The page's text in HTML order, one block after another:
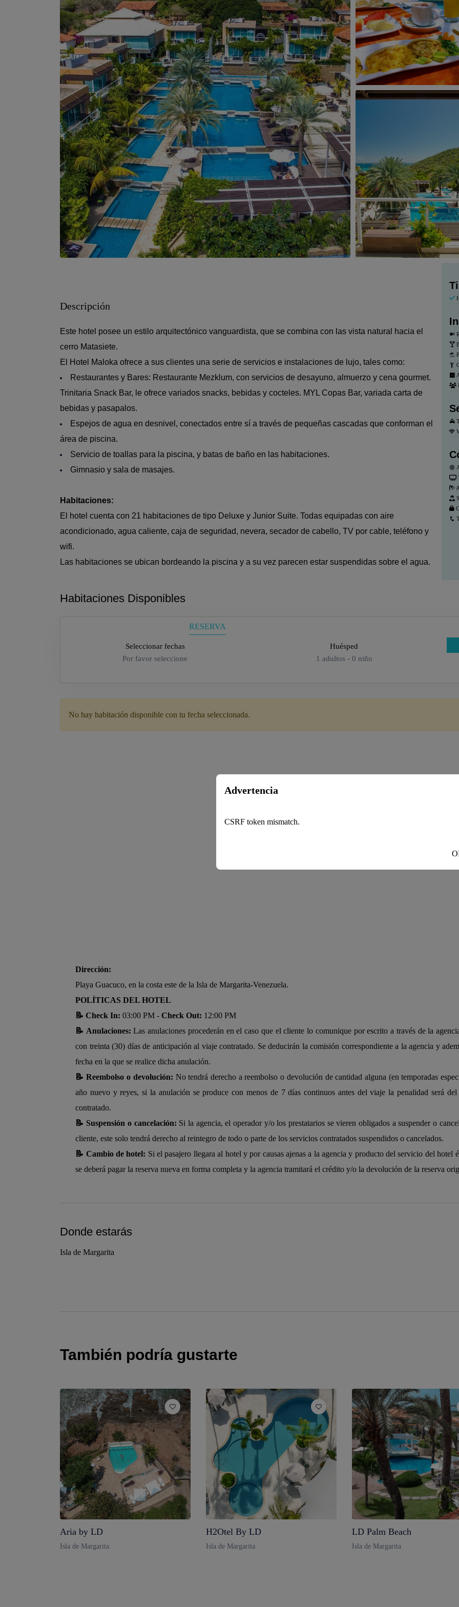
Descripción
Este hotel posee un estilo arquitectónico vanguardista, que se combina con las vista natural hacia el
cerro Matasiete.
El Hotel Maloka ofrece a sus clientes una serie de servicios e instalaciones de lujo, tales como:
Restaurantes y Bares: Restaurante Mezklum, con servicios de desayuno, almuerzo y cena gourmet.
Trinitaria Snack Bar, le ofrece variados snacks, bebidas y cocteles. MYL Copas Bar, variada carta de
bebidas y pasapalos.
Espejos de agua en desnivel, conectados entre sí a través de pequeñas cascadas que conforman el
área de piscina.
Servicio de toallas para la piscina, y batas de baño en las habitaciones.
Gimnasio y sala de masajes.
Habitaciones:
El hotel cuenta con 21 habitaciones de tipo Deluxe y Junior Suite. Todas equipadas con aire
acondicionado, agua caliente, caja de seguridad, nevera, secador de cabello, TV por cable, teléfono y
wifi.
Las habitaciones se ubican bordeando la piscina y a su vez parecen estar suspendidas sobre el agua.
Habitaciones Disponibles
RESERVA
Seleccionar fechas
Por favor seleccione
Huésped
1 adultos - 0 niño
Niños
No hay habitación disponible con tu fecha seleccionada.
Dirección:
Playa Guacuco, en la costa este de la Isla de Margarita-Venezuela.
POLÍTICAS DEL HOTEL
📝 Check In: 03:00 PM - Check Out: 12:00 PM
📝 Anulaciones: Las anulaciones procederán en el caso que el cliente lo comunique por escrito a través de la
con treinta (30) días de anticipación al viaje contratado. Se deducirán la comisión correspondiente a la agencia y
fecha en la que se realice dicha anulación.
📝 Reembolso o devolución: No tendrá derecho a reembolso o devolución de cantidad alguna (en temporadas
año nuevo y reyes, si la anulación se produce con menos de 7 días continuos antes del viaje la penalidad será
contratado.
📝 Suspensión o cancelación: Si la agencia, el operador y/o los prestatarios se vieren obligados a suspender o
cliente, este solo tendrá derecho al reintegro de todo o parte de los servicios contratados suspendidos o cancelados.
📝 Cambio de hotel: Si el pasajero llegara al hotel y por causas ajenas a la agencia y producto del servicio del hotel
se deberá pagar la reserva nueva en forma completa y la agencia tramitará el crédito y/o la devolución de la reserva
Donde estarás
Isla de Margarita
También podría gustarte
Aria by LD
Isla de Margarita
H2Otel By LD
Isla de Margarita
LD Palm Beach
Isla de Margarita
Advertencia
CSRF token mismatch.